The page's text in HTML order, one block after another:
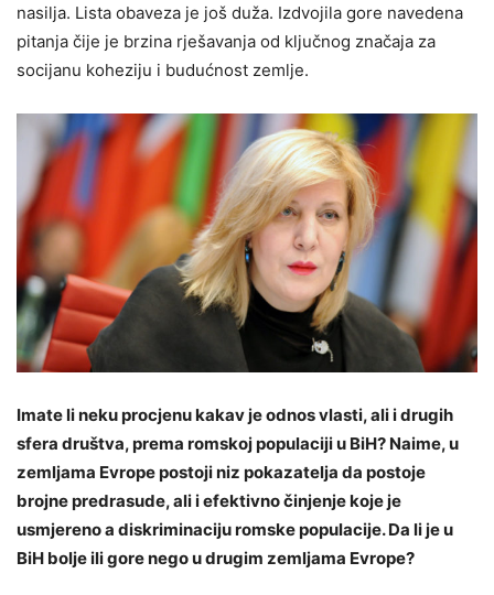
nasilja. Lista obaveza je još duža. Izdvojila gore navedena
pitanja čije je brzina rješavanja od ključnog značaja za
socijanu koheziju i budućnost zemlje.
Imate li neku procjenu kakav je odnos vlasti, ali i drugih
sfera društva, prema romskoj populaciji u BiH? Naime, u
zemljama Evrope postoji niz pokazatelja da postoje
brojne predrasude, ali i efektivno činjenje koje je
usmjereno a diskriminaciju romske populacije. Da li je u
BiH bolje ili gore nego u drugim zemljama Evrope?